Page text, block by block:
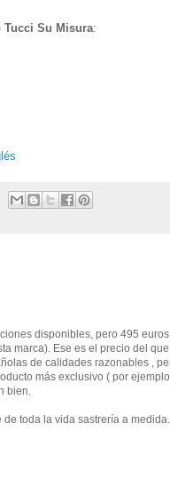
Tucci Su Misura:
disponibles, pero 495
marca). Ese es el precio del
de calidades razonables ,
más exclusivo ( por
bien.
de toda la vida sastrería a